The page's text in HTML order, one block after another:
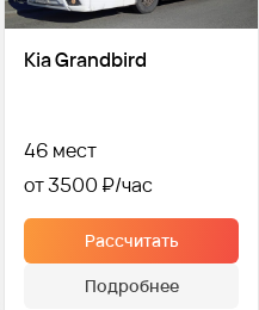
Kia Grandbird
46 мест
от 3500 ₽
Рассчитать
Подробнее